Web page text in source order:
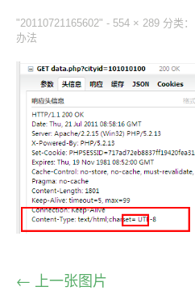
"20110721165602" - 554 × 289 分类：
办法
← 上一张图片